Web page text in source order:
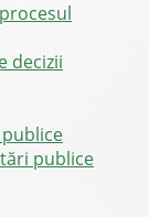
decizii
publice